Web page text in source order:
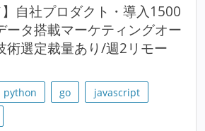
】自社プロダクト・導入1500
ータ搭載マーケティングオー
術選定裁量あり/週2リモー
python go
javascript